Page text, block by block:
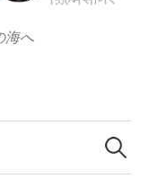
海へ
検
索: